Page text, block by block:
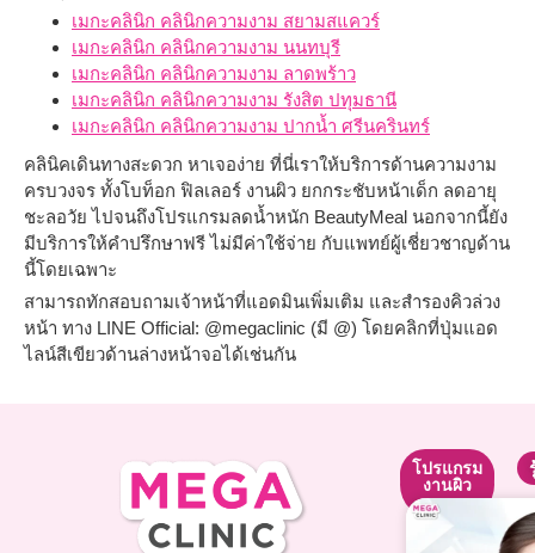
เมกะคลินิก คลินิกความงาม สยามสแควร์
เมกะคลินิก คลินิกความงาม นนทบุรี
เมกะคลินิก คลินิกความงาม ลาดพร้าว
เมกะคลินิก คลินิกความงาม รังสิต ปทุมธานี
เมกะคลินิก คลินิกความงาม ปากน้ำ ศรีนครินทร์
คลินิคเดินทางสะดวก หาเจอง่าย ที่นี่เราให้บริการด้านความงาม
ครบวงจร ทั้งโบท็อก ฟิลเลอร์ งานผิว ยกกระชับหน้าเด็ก ลดอายุ
ชะลอวัย ไปจนถึงโปรแกรมลดน้ำหนัก BeautyMeal นอกจากนี้ยัง
มีบริการให้คำปรึกษาฟรี ไม่มีค่าใช้จ่าย กับแพทย์ผู้เชี่ยวชาญด้าน
นี้โดยเฉพาะ
สามารถทักสอบถามเจ้าหน้าที่แอดมินเพิ่มเติม และสำรองคิวล่วง
หน้า ทาง LINE Official: @megaclinic (มี @) โดยคลิกที่ปุ่มแอด
ไลน์สีเขียวด้านล่างหน้าจอได้เช่นกัน
โปรแกรม
ปรับรูป
หน้า
โปรแกรม
ยกกระชับ
โปรแกรม
โปรแกรม
งานผิว
โปรแกรม